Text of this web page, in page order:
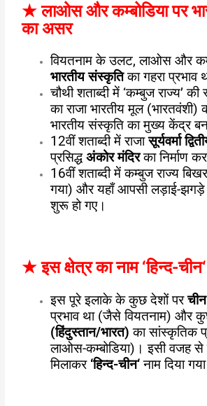
★ लाओस और कम्बोडिया पर
का असर
वियतनाम के उलट, लाओस और
भारतीय संस्कृतिका गहरा प्रभाव
चौथी शताब्दी में ‘कम्बुज राज्य’ की
का राजा भारतीय मूल (भारतवंशी)
भारतीय संस्कृति का मुख्य केंद्र
12वीं शताब्दी में राजासूर्यवर्मा
प्रसिद्धअंकोर मंदिरका निर्माण
16वीं शताब्दी में कम्बुज राज्य
गया) और यहाँ आपसी लड़ाई-
शुरू हो गए।
★ इस क्षेत्र का नाम‘हिन्द-चीन
इस पूरे इलाके के कुछ देशों परचीन
प्रभाव था (जैसे वियतनाम) और
(हिंदुस्तान/भारत) का सांस्कृतिक
लाओस-कम्बोडिया)। इसी वजह से
मिलाकर ‘हिन्द-चीन‘नाम दिया